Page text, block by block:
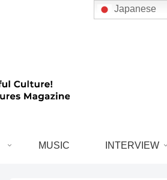
MUSIC INTERVIEW
Japanese